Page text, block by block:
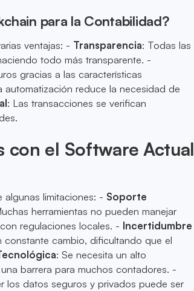
para la Contabilidad?
ventajas: - Transparencia: Todas las
todo más transparente. -
gracias a las características
automatización reduce la necesidad de
: Las transacciones se verifican
con el Software Actual
limitaciones: - Soporte
herramientas no pueden manejar
regulaciones locales. - Incertidumbre
constante cambio, dificultando que el
: Se necesita un alto
barrera para muchos contadores. -
los datos seguros y privados puede ser